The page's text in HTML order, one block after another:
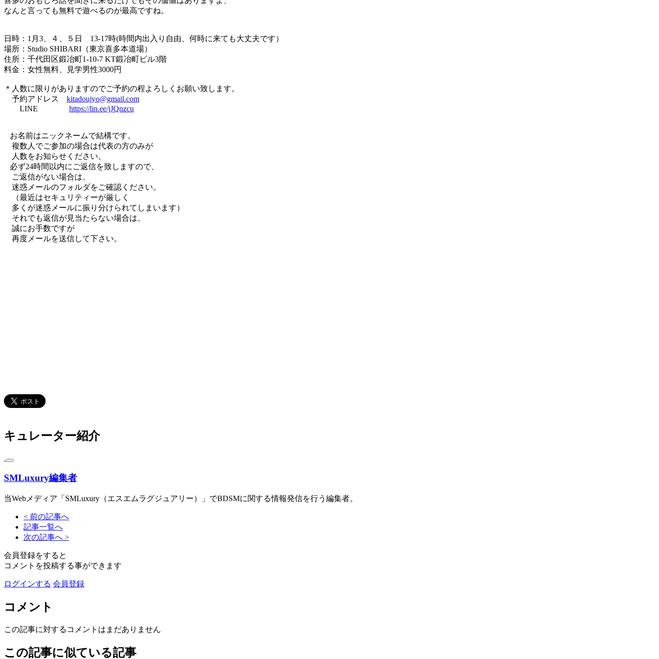
なんと言っても無料で遊べるのが最高ですね。
日時：1月3、４、５日 13-17時(時間内出入り自由、何時に来ても大丈夫です）
場所：Studio SHIBARI（東京喜多本道場）
住所：千代田区鍛冶町1-10-7 KT鍛冶町ビル3階
料金：女性無料、見学男性3000円
＊人数に限りがありますのでご予約の程よろしくお願い致します。
予約アドレス kitadoujyo@gmail.com
LINE https://lin.ee/jJQnzcu
お名前はニックネームで結構です。
複数人でご参加の場合は代表の方のみが
人数をお知らせください。
必ず24時間以内にご返信を致しますので、
ご返信がない場合は、
迷惑メールのフォルダをご確認ください。
（最近はセキュリティーが厳しく
多くが迷惑メールに振り分けられてしまいます）
それでも返信が見当たらない場合は、
誠にお手数ですが
再度メールを送信して下さい。
キュレーター紹介
SMLuxury編集者
当Webメディア「SMLuxury（エスエムラグジュアリー）」でBDSMに関する情報発信を行う編集者。
< 前の記事へ
記事一覧へ
次の記事へ >
会員登録をすると
コメントを投稿する事ができます
ログインする 会員登録
コメント
この記事に対するコメントはまだありません
この記事に似ている記事